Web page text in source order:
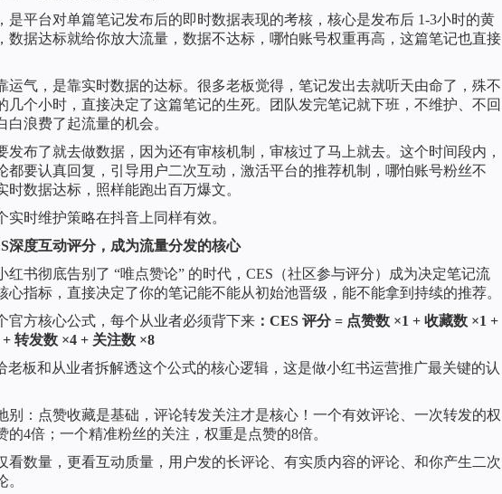
是平台对单篇笔记发布后的即时数据表现的考核，核心是发布后 1-3小时的黄
数据达标就给你放大流量，数据不达标，哪怕账号权重再高，这篇笔记也直接
运气，是靠实时数据的达标。很多老板觉得，笔记发出去就听天由命了，殊不
几个小时，直接决定了这篇笔记的生死。团队发完笔记就下班，不维护、不回
白浪费了起流量的机会。
发布了就去做数据，因为还有审核机制，审核过了马上就去。这个时间段内，
都要认真回复，引导用户二次互动，激活平台的推荐机制，哪怕账号粉丝不
时数据达标，照样能跑出百万爆文。
实时维护策略在抖音上同样有效。
深度互动评分，成为流量分发的核心
红书彻底告别了 “唯点赞论” 的时代，CES（社区参与评分）成为决定笔记流
心指标，直接决定了你的笔记能不能从初始池晋级，能不能拿到持续的推荐。
官方核心公式，每个从业者必须背下来 ：CES 评分 = 点赞数 ×1 + 收藏数 ×1 +
转发数 ×4 + 关注数 ×8
老板和从业者拆解透这个公式的核心逻辑，这是做小红书运营推广最关键的认
别：点赞收藏是基础，评论转发关注才是核心！一个有效评论、一次转发的权
的4倍；一个精准粉丝的关注，权重是点赞的8倍。
看数量，更看互动质量，用户发的长评论、有实质内容的评论、和你产生二次
。